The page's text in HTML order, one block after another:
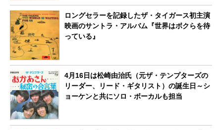
ロングセラーを記録したザ・タイガース初主演
映画のサントラ・アルバム『世界はボクらを待
っている』
4月16日は松崎由治氏（元ザ・テンプターズの
リーダー、リード・ギタリスト）の誕生日～シ
ョーケンと共にソロ・ボーカルも担当